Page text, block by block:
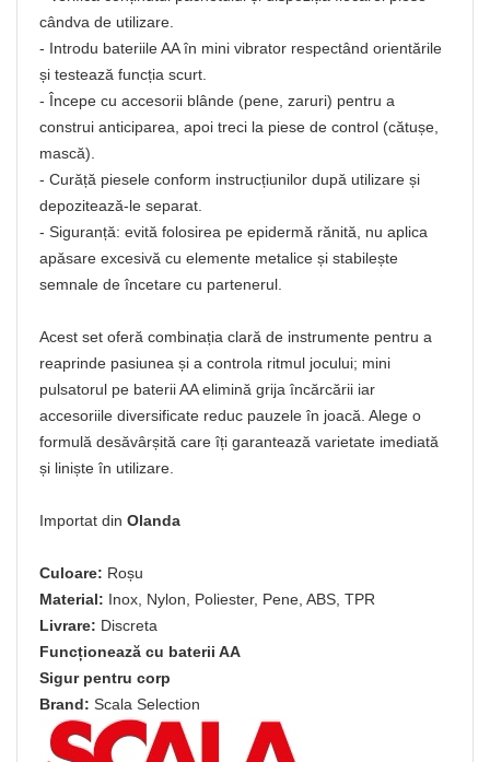
cândva de utilizare.
- Introdu bateriile AA în mini vibrator respectând orientările
și testează funcția scurt.
- Începe cu accesorii blânde (pene, zaruri) pentru a
construi anticiparea, apoi treci la piese de control (cătușe,
mască).
- Curăță piesele conform instrucțiunilor după utilizare și
depozitează-le separat.
- Siguranță: evită folosirea pe epidermă rănită, nu aplica
apăsare excesivă cu elemente metalice și stabilește
semnale de încetare cu partenerul.
Acest set oferă combinația clară de instrumente pentru a
reaprinde pasiunea și a controla ritmul jocului; mini
pulsatorul pe baterii AA elimină grija încărcării iar
accesoriile diversificate reduc pauzele în joacă. Alege o
formulă desăvârșită care îți garantează varietate imediată
și liniște în utilizare.
Importat din Olanda
Culoare: Roșu
Material: Inox, Nylon, Poliester, Pene, ABS, TPR
Livrare: Discreta
Funcționează cu baterii AA
Sigur pentru corp
Brand: Scala Selection